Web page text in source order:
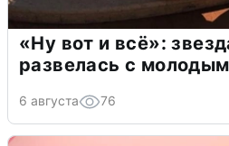
«Ну вот и всё»:
развелась с
6 августа 76